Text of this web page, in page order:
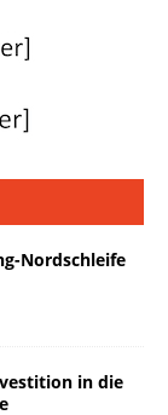
Nordschleife
in die